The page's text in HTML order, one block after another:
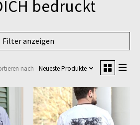
bedruckt
Filter anzeigen
nach Neueste Produkte